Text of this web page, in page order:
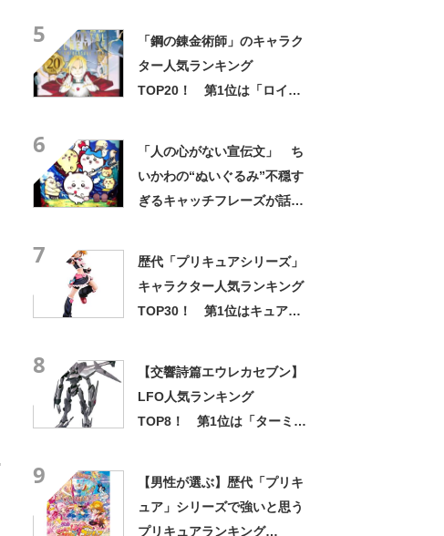
5
「鋼の錬金術師」のキャラク
ター人気ランキング
TOP20！ 第1位は「ロイ・
6
「人の心がない宣伝文」 ち
いかわの“ぬいぐるみ”不穏す
ぎるキャッチフレーズが話
7
歴代「プリキュアシリーズ」
キャラクター人気ランキング
TOP30！ 第1位はキュアブ
8
【交響詩篇エウレカセブン】
LFO人気ランキング
TOP8！ 第1位は「ターミナ
9
【男性が選ぶ】歴代「プリキ
ュア」シリーズで強いと思う
プリキュアランキング